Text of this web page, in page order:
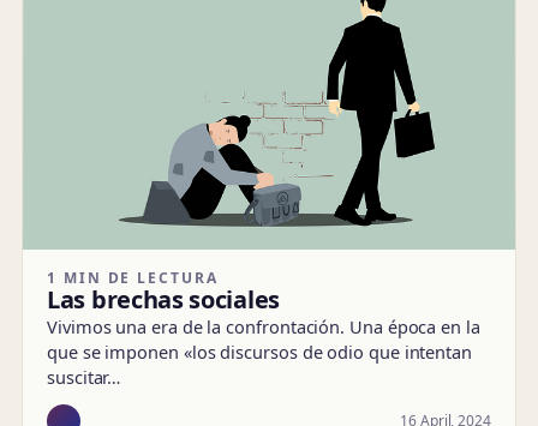
1 MIN DE LECTURA
Las brechas sociales
Vivimos una era de la confrontación. Una época en la
que se imponen «los discursos de odio que intentan
suscitar…
16 April, 2024